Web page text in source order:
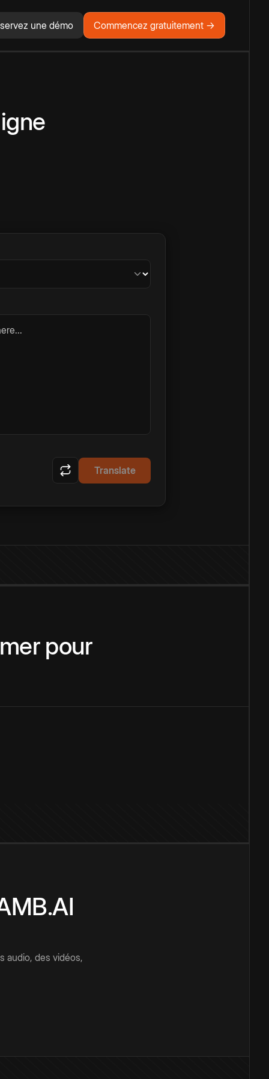
une démo Commencez gratuitement →
Translate
pour
audio, des vidéos,